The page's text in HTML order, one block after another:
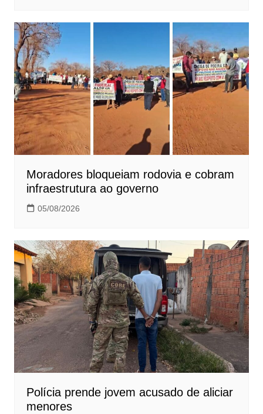
Moradores bloqueiam rodovia e cobram
infraestrutura ao governo
05/08/2026
Polícia prende jovem acusado de aliciar
menores